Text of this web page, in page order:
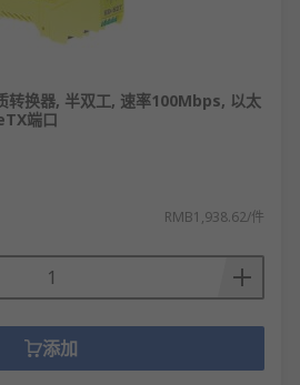
换器, 半双工, 速率100Mbps, 以太
端口
RMB1,938.62/件
添加